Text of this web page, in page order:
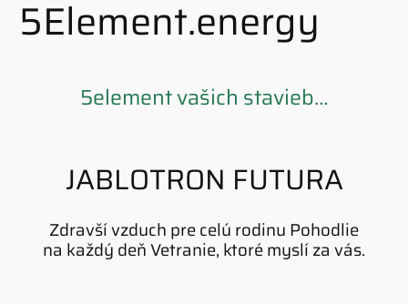
5Element.energy
5element vašich stavieb…
JABLOTRON FUTURA
Zdravší vzduch pre celú rodinu Pohodlie
na každý deň Vetranie, ktoré myslí za vás.